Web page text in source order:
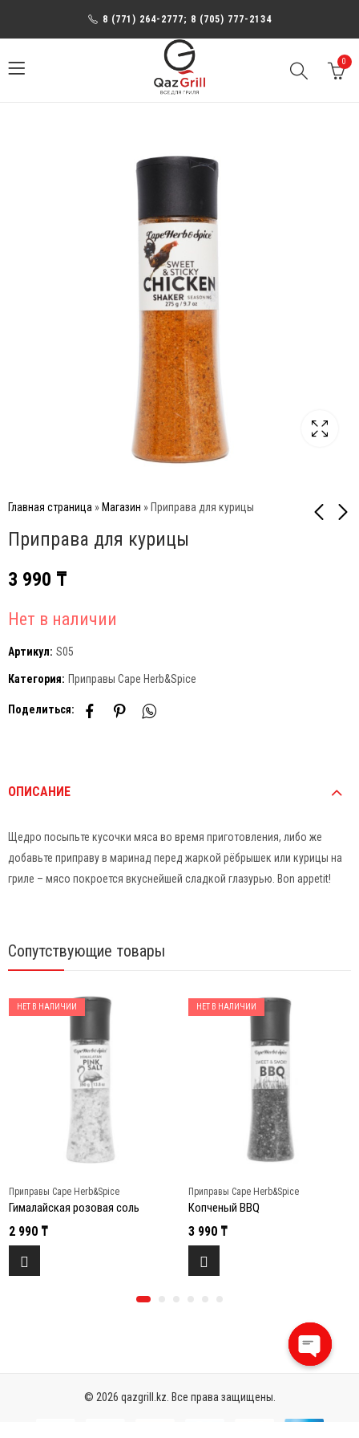
8 (771) 264-2777; 8 (705) 777-2134
0
Главная страница » Магазин » Приправа для курицы
Приправа для курицы
3 990 ₸
Нет в наличии
Артикул: S05
Категория: Приправы Cape Herb&Spice
Поделиться:
ОПИСАНИЕ
Щедро посыпьте кусочки мяса во время приготовления, либо же
добавьте приправу в маринад перед жаркой рёбрышек или курицы на
гриле – мясо покроется вкуснейшей сладкой глазурью. Bon appetit!
Сопутствующие товары
НЕТ В НАЛИЧИИ
Приправы Cape Herb&Spice
Гималайская розовая соль
2 990 ₸
НЕТ В НАЛИЧИИ
Приправы Cape Herb&Spice
Копченый BBQ
3 990 ₸
© 2026 qazgrill.kz. Все права защищены.
Open